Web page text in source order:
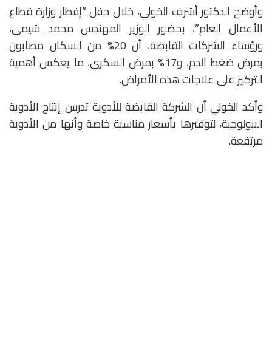
وأوضح الدكتور أشرف الخولي، خلال حفل “إفطار وزارة قطاع
الأعمال العام”، بحضور الوزير المهندس محمد شيمي،
ورؤساء الشركات القابضة، أن 20% من السكان مصابون
بمرض ضغط الدم، و17% بمرض السكري، ما يعكس أهمية
التركيز على علاجات هذه الأمراض.
وأكد الخولي أن الشركة القابضة للأدوية تدرس إنتاج الأدوية
البيولوجية، لتوفيرها بأسعار مناسبة خاصة وأنها من الأدوية
مرتفعة.